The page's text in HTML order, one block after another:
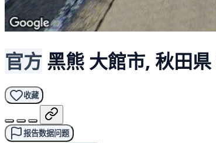
官方 黑熊 大館市, 秋田県
收藏
报告数据问题